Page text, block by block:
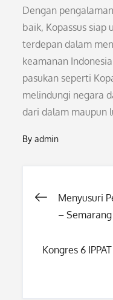
Dengan
baik, Kopassus siap
terdepan dalam
keamanan
pasukan seperti
melindungi negara
dari dalam maupun
Byadmin
Post
Menyusuri
– Semarang
Kongres 6